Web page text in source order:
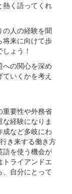
熱く語ってくれ
の人の経験を聞
将来に向けて歩
ょう！
への関心を深め
いくかを考え
重要性や外務省
経験になりま
成など多岐にわ
き来する働き方
語を使う機会が
ライアンドエ
、自分にとって